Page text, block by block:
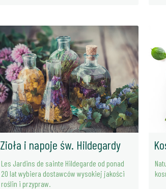
Zioła i napoje św. Hildegardy
Les Jardins de sainte Hildegarde od ponad
20 lat wybiera dostawców wysokiej jakości
roślin i przypraw.